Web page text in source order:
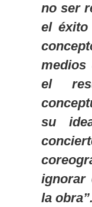
no ser
el
medios
el
su
ignorar
la obra”.